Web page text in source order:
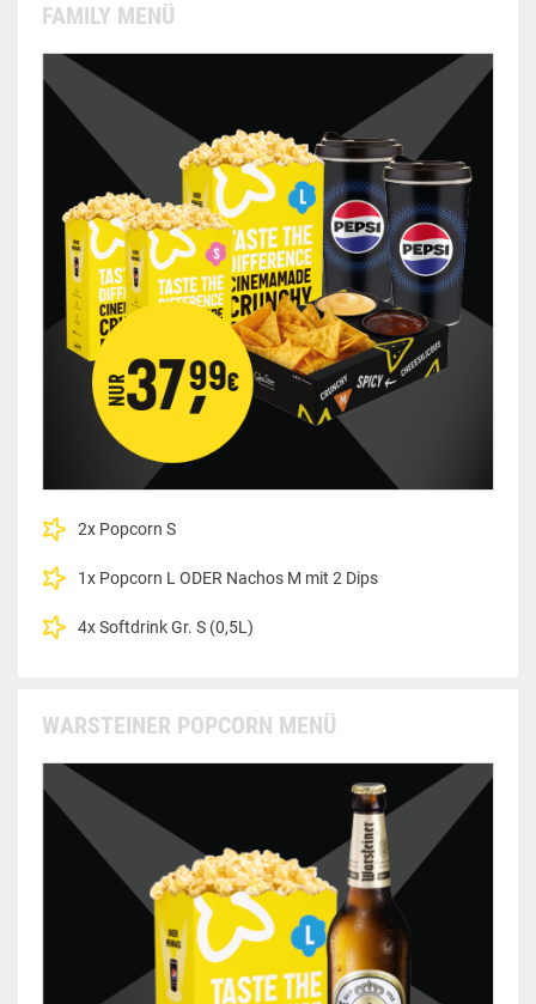
FAMILY MENÜ
2x Popcorn S
1x Popcorn L ODER Nachos M mit 2 Dips
4x Softdrink Gr. S (0,5L)
WARSTEINER POPCORN MENÜ